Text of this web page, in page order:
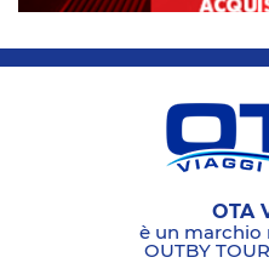
OTA
è un marchio
OUTBY